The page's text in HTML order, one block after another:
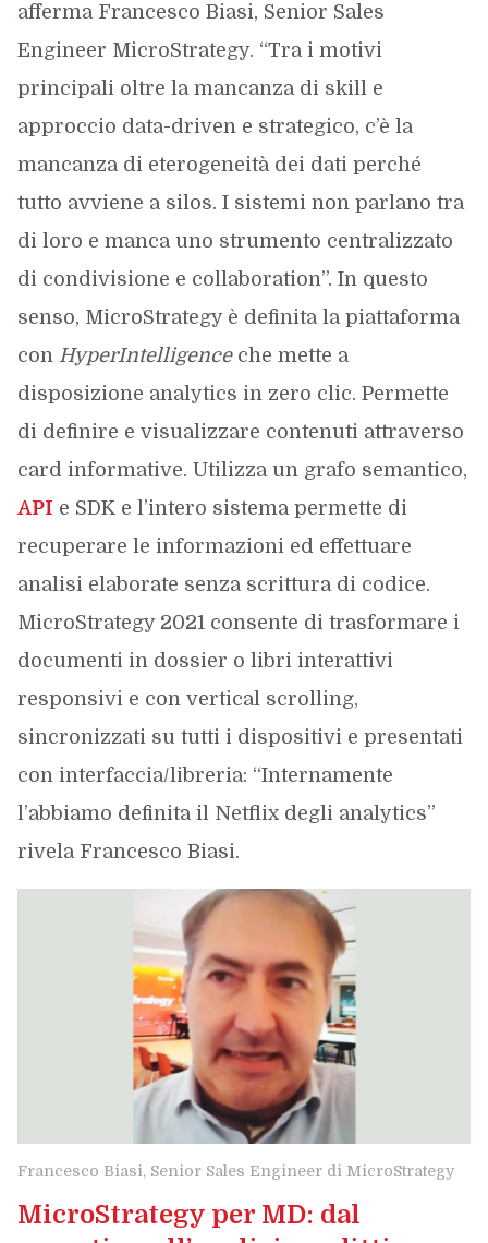
afferma Francesco Biasi, Senior Sales
Engineer MicroStrategy. “Tra i motivi
principali oltre la mancanza di skill e
approccio data-driven e strategico, c’è la
mancanza di eterogeneità dei dati perché
tutto avviene a silos. I sistemi non parlano tra
di loro e manca uno strumento centralizzato
di condivisione e collaboration”. In questo
senso, MicroStrategy è definita la piattaforma
con HyperIntelligenceche mette a
disposizione analytics in zero clic. Permette
di definire e visualizzare contenuti attraverso
card informative. Utilizza un grafo semantico,
API e SDK e l’intero sistema permette di
recuperare le informazioni ed effettuare
analisi elaborate senza scrittura di codice.
MicroStrategy 2021 consente di trasformare i
documenti in dossier o libri interattivi
responsivi e con vertical scrolling,
sincronizzati su tutti i dispositivi e presentati
con interfaccia/libreria: “Internamente
l’abbiamo definita il Netflix degli analytics”
rivela Francesco Biasi.
Francesco Biasi, Senior Sales Engineer di MicroStrategy
MicroStrategy per MD: dal